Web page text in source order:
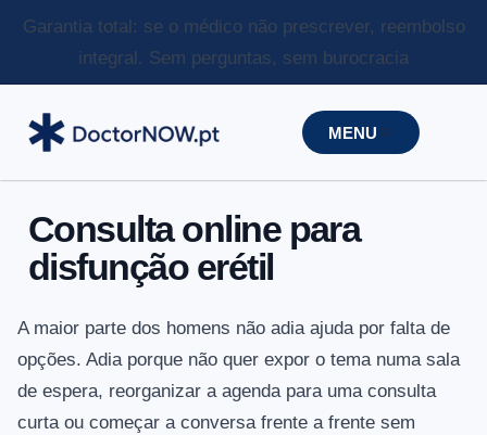
Garantia total: se o médico não prescrever, reembolso
integral. Sem perguntas, sem burocracia
MENU
Consulta online para
disfunção erétil
A maior parte dos homens não adia ajuda por falta de
opções. Adia porque não quer expor o tema numa sala
de espera, reorganizar a agenda para uma consulta
curta ou começar a conversa frente a frente sem